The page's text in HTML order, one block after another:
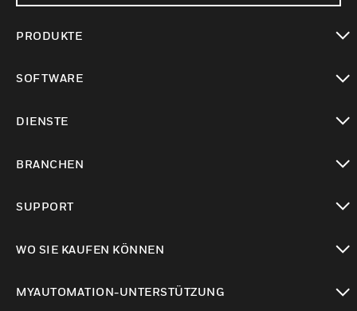
PRODUKTE
SOFTWARE
DIENSTE
BRANCHEN
SUPPORT
WO SIE KAUFEN KÖNNEN
MYAUTOMATION-UNTERSTÜTZUNG